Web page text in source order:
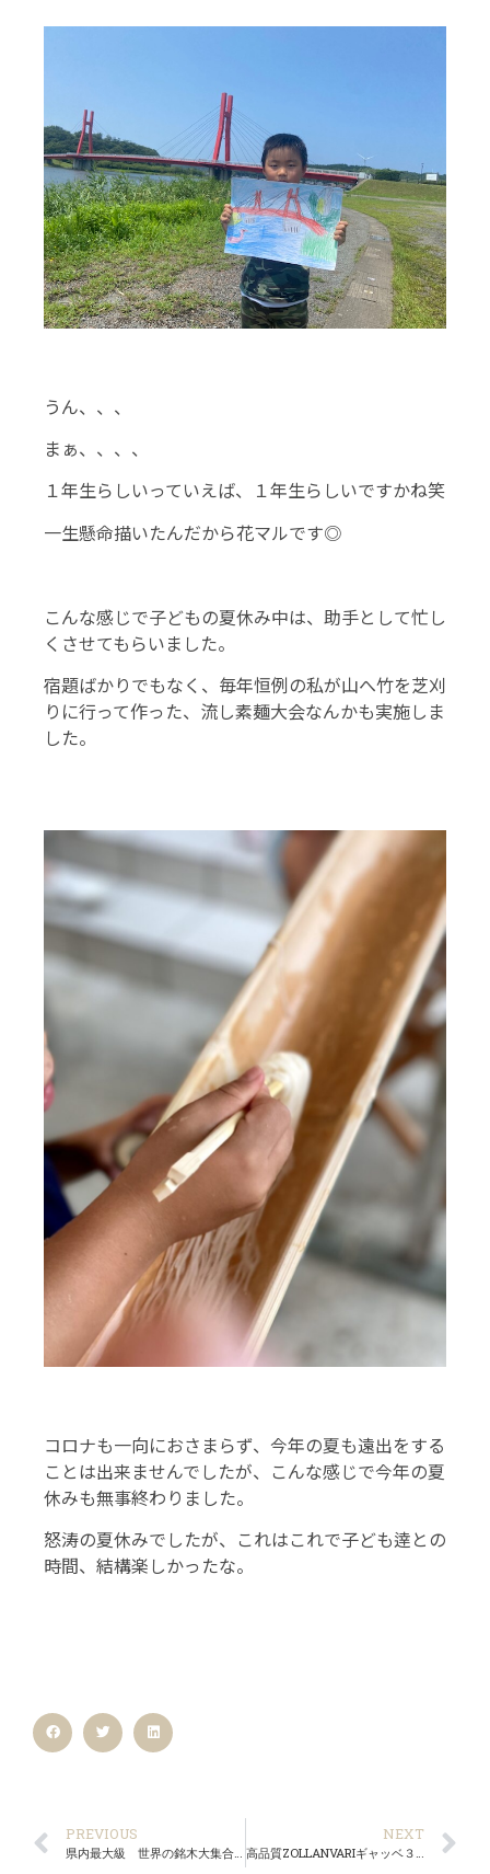
うん、、、
まぁ、、、、
１年生らしいっていえば、１年生らしいですかね笑
一生懸命描いたんだから花マルです◎
こんな感じで子どもの夏休み中は、助手として忙し
くさせてもらいました。
宿題ばかりでもなく、毎年恒例の私が山へ竹を芝刈
りに行って作った、流し素麺大会なんかも実施しま
した。
コロナも一向におさまらず、今年の夏も遠出をする
ことは出来ませんでしたが、こんな感じで今年の夏
休みも無事終わりました。
怒涛の夏休みでしたが、これはこれで子ども逹との
時間、結構楽しかったな。
PREVIOUS
県内最大級 世界の銘木大集合「一枚板テーブル展」
NEXT
高品質ZOLLANVARIギャッベ３００枚展